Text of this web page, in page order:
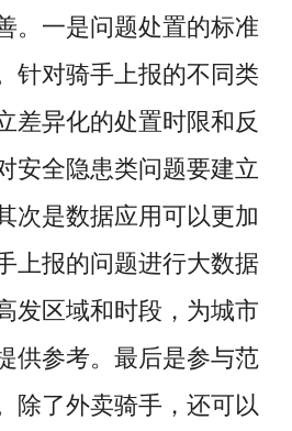
。一是问题处置的标准
针对骑手上报的不同类
差异化的处置时限和反
安全隐患类问题要建立
次是数据应用可以更加
上报的问题进行大数据
发区域和时段，为城市
供参考。最后是参与范
除了外卖骑手，还可以